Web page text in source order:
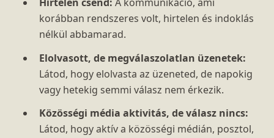
korábban rendszeres volt, hirtelen és indoklás
nélkül abbamarad.
Elolvasott, de megválaszolatlan üzenetek:
Látod, hogy elolvasta az üzeneted, de napokig
vagy hetekig semmi válasz nem érkezik.
Közösségi média aktivitás, de válasz nincs:
Látod, hogy aktív a közösségi médián, posztol,